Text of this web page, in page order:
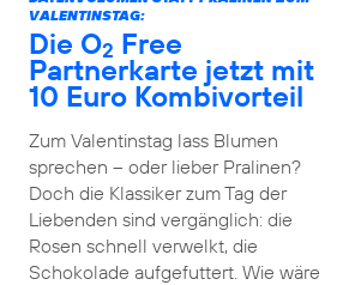
VALENTINSTAG:
Die O2 Free
Partnerkarte jetzt mit
10 Euro Kombivorteil
Zum Valentinstag lass Blumen
sprechen – oder lieber Pralinen?
Doch die Klassiker zum Tag der
Liebenden sind vergänglich: die
Rosen schnell verwelkt, die
Schokolade aufgefuttert. Wie wäre